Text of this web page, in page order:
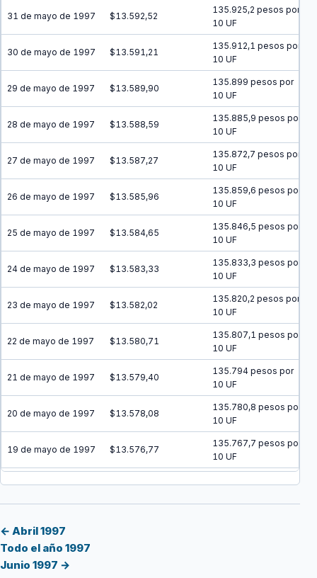
31 de mayo de 1997 $13.592,52
135.925,2 pesos por
10 UF
30 de mayo de 1997 $13.591,21
135.912,1 pesos por
10 UF
29 de mayo de 1997 $13.589,90
135.899 pesos por
10 UF
28 de mayo de 1997 $13.588,59
135.885,9 pesos por
10 UF
27 de mayo de 1997 $13.587,27
135.872,7 pesos por
10 UF
26 de mayo de 1997 $13.585,96
135.859,6 pesos por
10 UF
25 de mayo de 1997 $13.584,65
135.846,5 pesos por
10 UF
24 de mayo de 1997 $13.583,33
135.833,3 pesos por
10 UF
23 de mayo de 1997 $13.582,02
135.820,2 pesos por
10 UF
22 de mayo de 1997 $13.580,71
135.807,1 pesos por
10 UF
21 de mayo de 1997 $13.579,40
135.794 pesos por
10 UF
20 de mayo de 1997 $13.578,08
135.780,8 pesos por
10 UF
19 de mayo de 1997 $13.576,77
135.767,7 pesos por
10 UF
18 de mayo de 1997 $13.575,46
16 de mayo de 1997
← Abril 1997
Todo el año 1997
Junio 1997 →